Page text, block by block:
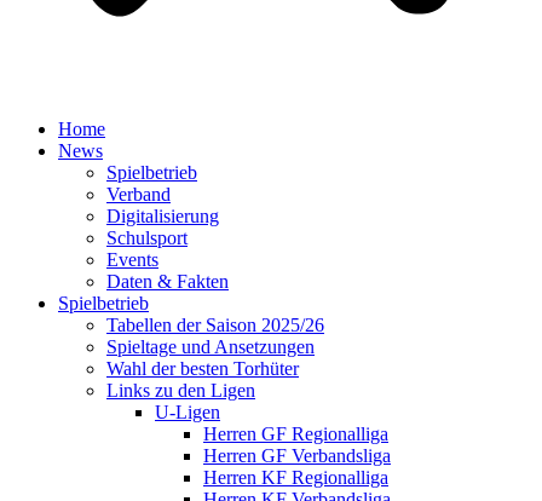
Home
News
Spielbetrieb
Verband
Digitalisierung
Schulsport
Events
Daten & Fakten
Spielbetrieb
Tabellen der Saison 2025/26
Spieltage und Ansetzungen
Wahl der besten Torhüter
Links zu den Ligen
U-Ligen
Herren GF Regionalliga
Herren GF Verbandsliga
Herren KF Regionalliga